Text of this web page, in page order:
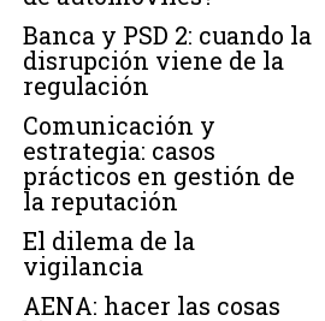
Banca y PSD 2: cuando la
disrupción viene de la
regulación
Comunicación y
estrategia: casos
prácticos en gestión de
la reputación
El dilema de la
vigilancia
AENA: hacer las cosas